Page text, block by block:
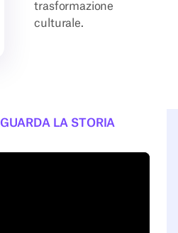
trasformazione
culturale.
GUARDA LA STORIA